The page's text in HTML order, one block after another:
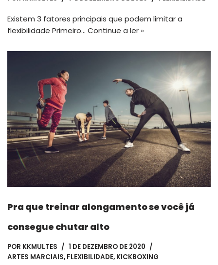
Existem 3 fatores principais que podem limitar a
flexibilidade Primeiro… Continue a ler »
Pra que treinar alongamento se você já
consegue chutar alto
POR KKMULTES
1 DE DEZEMBRO DE 2020
ARTES MARCIAIS, FLEXIBILIDADE, KICKBOXING